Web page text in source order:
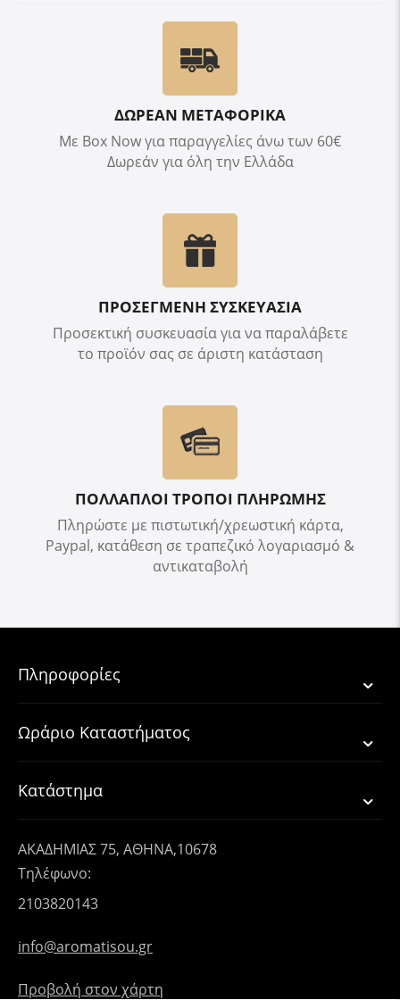
ΔΩΡΕΑΝ ΜΕΤΑΦΟΡΙΚΑ
Με Box Now για παραγγελίες άνω των 60€
Δωρεάν για όλη την Ελλάδα
ΠΡΟΣΕΓΜΕΝΗ ΣΥΣΚΕΥΑΣΙΑ
Προσεκτική συσκευασία για να παραλάβετε
το προϊόν σας σε άριστη κατάσταση
ΠΟΛΛΑΠΛΟΙ ΤΡΟΠΟΙ ΠΛΗΡΩΜΗΣ
Πληρώστε με πιστωτική/χρεωστική κάρτα,
Paypal, κατάθεση σε τραπεζικό λογαριασμό &
αντικαταβολή
Πληροφορίες
Ωράριο Καταστήματος
Κατάστημα
ΑΚΑΔΗΜΙΑΣ 75, ΑΘΗΝΑ,10678
Τηλέφωνο:
2103820143
info@aromatisou.gr
Προβολή στον χάρτη